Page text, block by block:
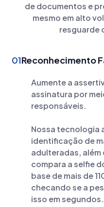
de documentos e
mesmo em alto
resguarde
01Reconhecimento
Aumente a
assinatura por
responsáveis.
Nossa tecnologia
identificação de
adulteradas,
compara a selfie
base de mais de
checando se a
isso em segundos.